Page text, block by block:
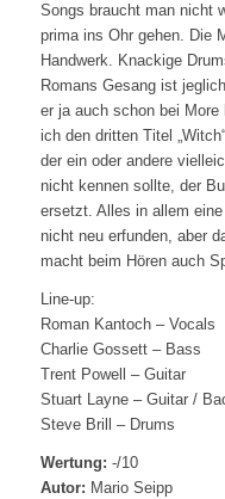
Songs braucht man nicht
prima ins Ohr gehen. Die
Handwerk. Knackige
Romans Gesang ist
er ja auch schon bei
ich den dritten Titel
der ein oder andere
nicht kennen sollte, der
ersetzt. Alles in allem
nicht neu erfunden, aber
macht beim Hören auch
Line-up:
Roman Kantoch – Vocals
Charlie Gossett – Bass
Trent Powell – Guitar
Stuart Layne – Guitar /
Steve Brill – Drums
Wertung: -/10
Autor: Mario Seipp